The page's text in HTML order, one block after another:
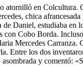
atornilló en Colcultura.
chica
Daniel, estudiaba en
Cobo Borda.
Mercedes
Entre los dos
y comentó: